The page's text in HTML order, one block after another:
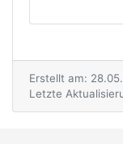
Erstellt am:
Letzte